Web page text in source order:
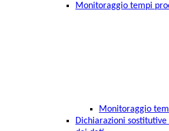
Monitoraggio tempi
Monitoraggio
Dichiarazioni